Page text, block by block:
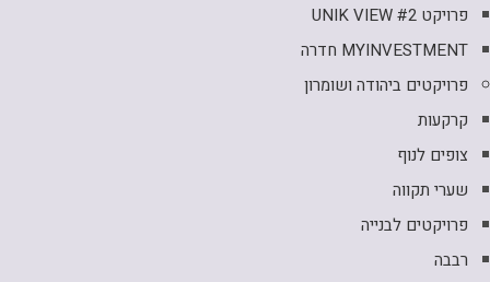
פרויקט UNIK VIEW #2
MYINVESTMENT חדרה
פרויקטים ביהודה ושומרון
קרקעות
צופים לנוף
שערי תקווה
פרויקטים לבנייה
רבבה